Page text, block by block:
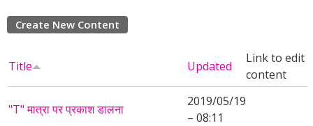
Create New Content
Title Updated
Link to edit
content
"T" मात्रा पर प्रकाश डालना
2019/05/19
– 08:11